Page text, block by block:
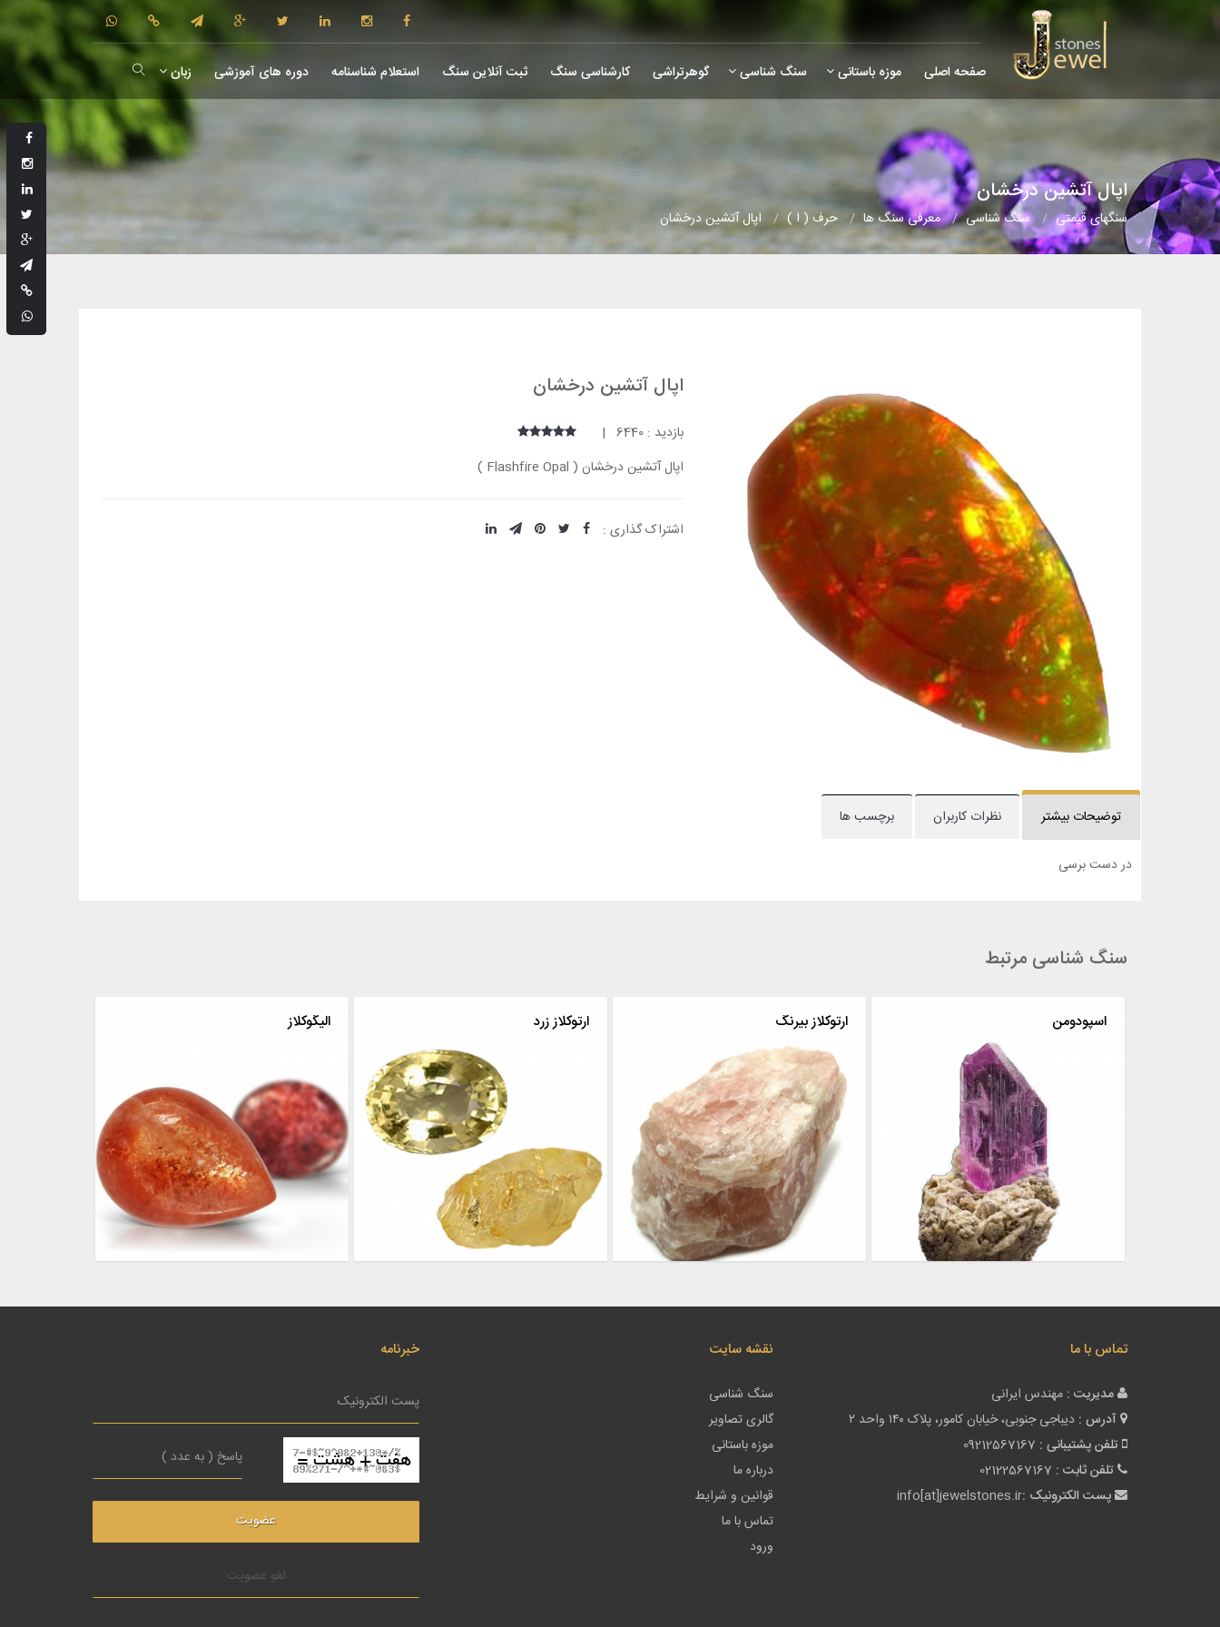
صفحه اصلی موزه باستانی سنگ شناسی گوهرتراشی کارشناسی سنگ ثبت آنلاین سنگ استعلام شناسنامه دوره های آموزشی زبان
اپال آتشین درخشان
سنگهای قیمتی سنگ شناسی معرفی سنگ ها حرف ( ا ) اپال آتشین درخشان
اپال آتشین درخشان
بازدید : 6440 |
اپال آتشین درخشان ( Flashfire Opal )
اشتراک گذاری :
توضیحات بیشتر نظرات کاربران برچسب ها
در دست برسی
سنگ شناسی مرتبط
تماس با ما
مدیریت : مهندس ایرانی
آدرس : دیباجی جنوبی، خیابان کامور، پلاک ۱۴۰ واحد ۲
تلفن پشتیبانی : 09212567167
تلفن ثابت : 02122567167
پست الکترونیک :info[at]jewelstones.ir
نقشه سایت
سنگ شناسی
گالری تصاویر
موزه باستانی
درباره ما
قوانین و شرایط
تماس با ما
ورود
خبرنامه
لغو عضویت